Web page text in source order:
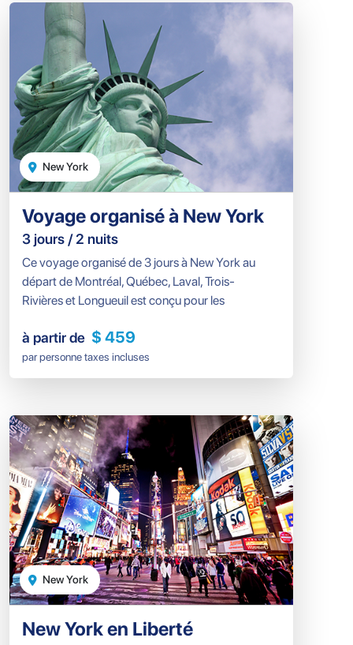
New York
Voyage organisé à New York
3 jours / 2 nuits
Ce voyage organisé de 3 jours à New York au
départ de Montréal, Québec, Laval, Trois-
Rivières et Longueuil est conçu pour les
simple, bien encadrée et abordable.
à partir de $ 459
par personne taxes incluses
New York
New York en Liberté